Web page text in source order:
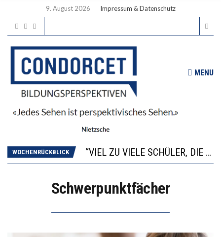
9. August 2026 Impressum & Datenschutz
MENU
WOCHENRÜCKBLICK
“VIEL ZU VIELE SCHÜLER, DIE GEMESSEN AN IHREN FÄHIGKEITEN GAR NICHT ANS GYMNASIUM GEHÖREN”
DIE GANZE HILFLOSIGKEIT DES BILDUNGSBÜRGERTUMS
Schwerpunktfächer